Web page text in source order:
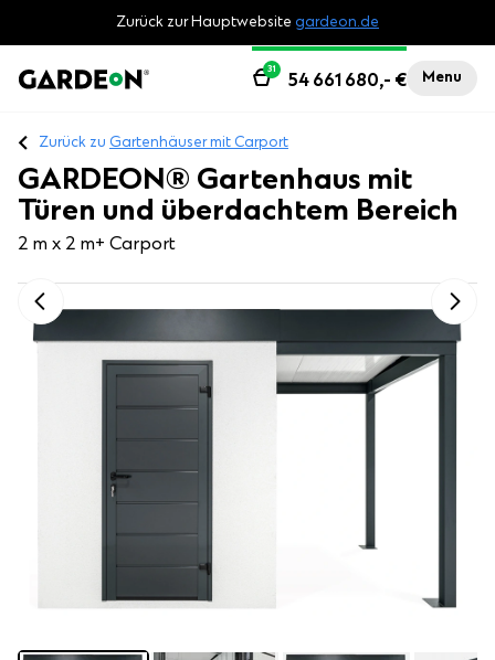
Zurück zur Hauptwebsite gardeon.de
Menu
54 661 680,- €
31
Zurück zu Gartenhäuser mit Carport
GARDEON® Gartenhaus mit
Türen und überdachtem Bereich
2 m x 2 m+ Carport